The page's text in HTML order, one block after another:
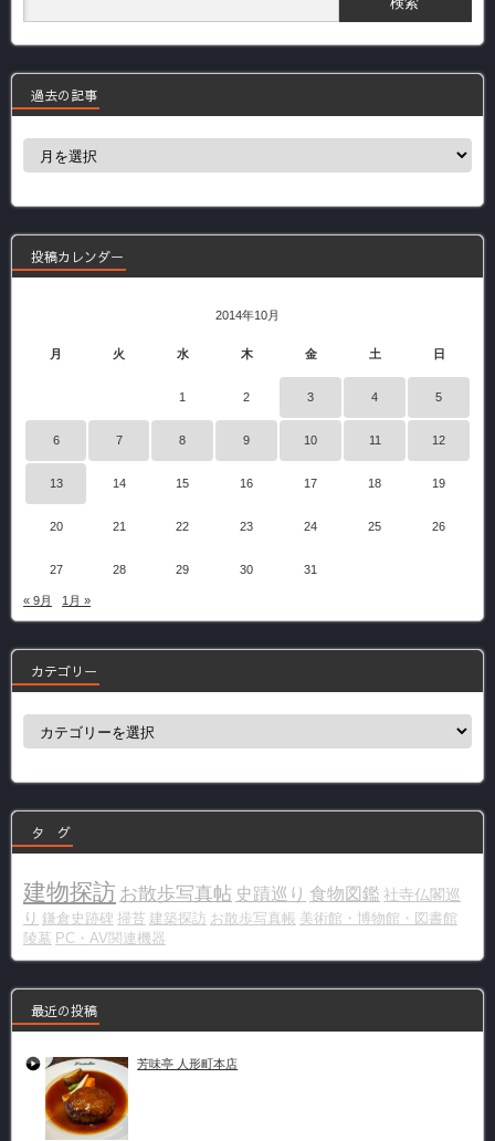
過去の記事
過
事
投稿カレンダー
2014年10月
月 火 水 木 金 土 日
1 2 3 4 5
6 7 8 9 10 11 12
13 14 15 16 17 18 19
20 21 22 23 24 25 26
27 28 29 30 31
« 9月 1月 »
カテゴリー
カ
ー
タ グ
建物探訪 お散歩写真帖 史蹟巡り 食物図鑑 社寺仏閣巡
り 鎌倉史跡碑 掃苔 建築探訪 お散歩写真帳 美術館・博物館・図書館
陵墓 PC・AV関連機器
最近の投稿
芳味亭 人形町本店